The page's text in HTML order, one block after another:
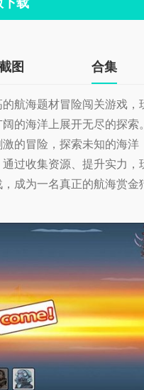
图 合集
航海题材冒险闯关游戏，
的海洋上展开无尽的探索
的冒险，探索未知的海洋
过收集资源、提升实力，
成为一名真正的航海赏金